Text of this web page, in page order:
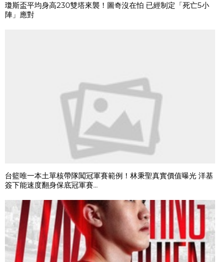
瓊斯盃平均身高230雙塔來襲！圖奇沒在怕 已經制定「死亡5小
陣」應對
台籃唯一本土單核帶隊闖冠軍賽範例！林秉聖真實價值曝光 洋基
簽下能速度翻身保底冠軍賽...